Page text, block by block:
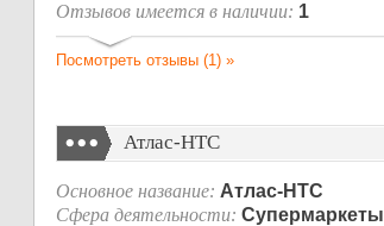
Отзывов имеется в наличии: 1
Посмотреть отзывы (1) »
Атлас-НТС
Основное название: Атлас-НТС
Сфера деятельности: Супермаркеты